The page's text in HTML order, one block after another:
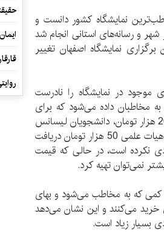
نمایشگاه کشور دانست و
شهر و رسانه‌های استانی انجام شد
نمایشگاه اصفهان تغییر
برای کتاب‌های موجود در نمایشگاه را نادرست
مخاطبان داده می‌شود که برای
افراد مختلف، متغیر است. برای مثال مخاطبان عادی 20 هزار تومان، دانشجویان لیسانس
30 هزار تومان، فوق لیسانس 40 هزار تومان و اعضای هیات علمی 50 هزار تومان دریافت
نکرده است، در حالی که قیمت
نمی‌توان تهیه کرد.
کمی که به مخاطب می‌شود و بهای
خرید می‌کنند و این نشان می‌دهد
بسیار زیاد است.